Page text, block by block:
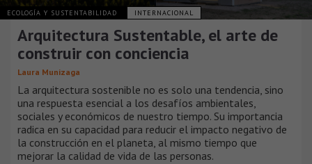
ECOLOGÍA Y SUSTENTABILIDAD INTERNACIONAL
Arquitectura Sustentable, el arte de
construir con conciencia
Laura Munizaga
La arquitectura sostenible no es solo una tendencia, sino
una respuesta esencial a los desafíos ambientales,
sociales y económicos de nuestro tiempo. Su importancia
radica en su capacidad para reducir el impacto negativo de
la construcción en el planeta, al mismo tiempo que
mejorar la calidad de vida de las personas.